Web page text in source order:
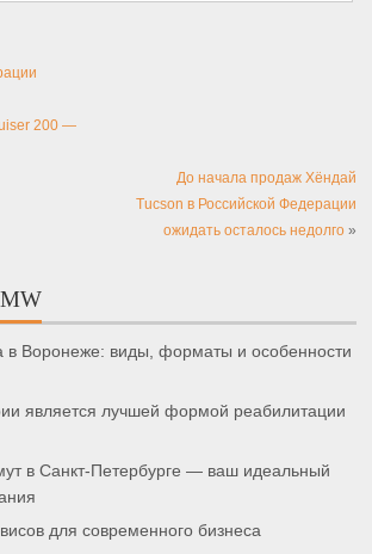
200 —
До начала продаж Хёндай
Tucson в Российской Федерации
ожидать осталось недолго»
в Воронеже: виды, форматы и особенности
является лучшей формой реабилитации
в Санкт-Петербурге — ваш идеальный
для современного бизнеса